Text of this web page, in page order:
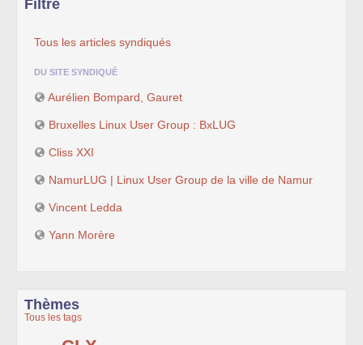
Filtre
Tous les articles syndiqués
DU SITE SYNDIQUÉ
Aurélien Bompard, Gauret
Bruxelles Linux User Group : BxLUG
Cliss XXI
NamurLUG | Linux User Group de la ville de Namur
Vincent Ledda
Yann Morère
Thèmes
Tous les tags